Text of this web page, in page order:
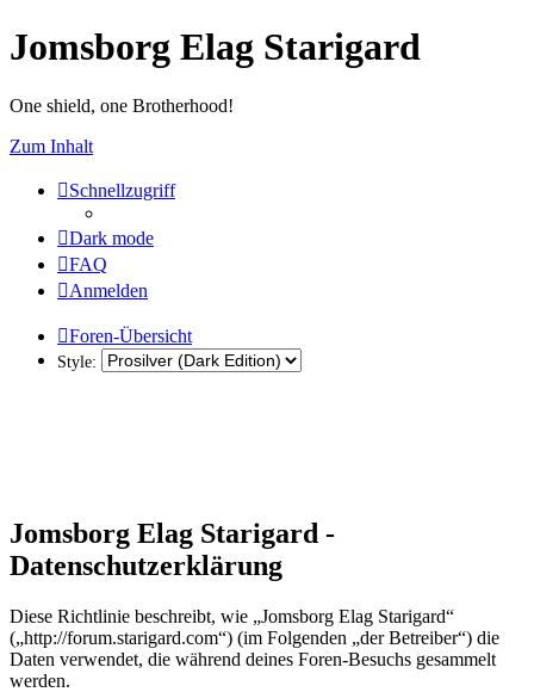
Jomsborg Elag Starigard
One shield, one Brotherhood!
Zum Inhalt
Schnellzugriff
Dark mode
FAQ
Anmelden
Foren-Übersicht
Style:
Jomsborg Elag Starigard -
Datenschutzerklärung
Diese Richtlinie beschreibt, wie „Jomsborg Elag Starigard“
(„http://forum.starigard.com“) (im Folgenden „der Betreiber“) die
Daten verwendet, die während deines Foren-Besuchs gesammelt
werden.